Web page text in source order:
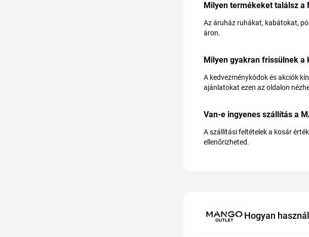
Milyen termékeket találsz a
Az áruház ruhákat, kabátokat,
áron.
Milyen gyakran frissülnek a
A kedvezménykódok és akciók
ajánlatokat ezen az oldalon
Van-e ingyenes szállítás a
A szállítási feltételek a kosár
ellenőrizheted.
Hogyan